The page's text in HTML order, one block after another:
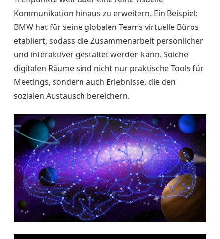
Kommunikation hinaus zu erweitern. Ein Beispiel:
BMW hat für seine globalen Teams virtuelle Büros
etabliert, sodass die Zusammenarbeit persönlicher
und interaktiver gestaltet werden kann. Solche
digitalen Räume sind nicht nur praktische Tools für
Meetings, sondern auch Erlebnisse, die den
sozialen Austausch bereichern.